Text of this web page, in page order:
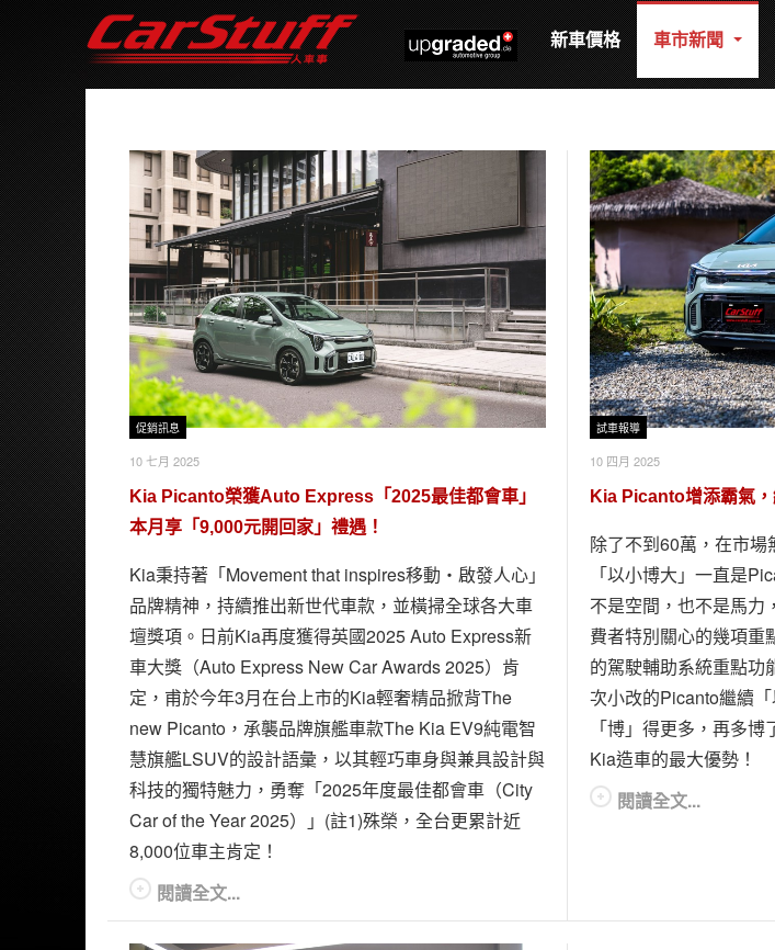
新車價格 車市新聞
促銷訊息
10 七月 2025
Kia Picanto榮獲Auto Express「2025最佳都會車」
本月享「9,000元開回家」禮遇！
Kia秉持著「Movement that inspires移動‧啟發人心」
品牌精神，持續推出新世代車款，並橫掃全球各大車
壇獎項。日前Kia再度獲得英國2025 Auto Express新
車大獎（Auto Express New Car Awards 2025）肯
定，甫於今年3月在台上市的Kia輕奢精品掀背The
new Picanto，承襲品牌旗艦車款The Kia EV9純電智
慧旗艦LSUV的設計語彙，以其輕巧車身與兼具設計與
科技的獨特魅力，勇奪「2025年度最佳都會車（City
Car of the Year 2025）」(註1)殊榮，全台更累計近
8,000位車主肯定！
閱讀全文...
試車報導
10 四月 2025
Kia Picanto增添霸氣，
除了不到60萬，在市場
「以小博大」一直是
不是空間，也不是馬力
費者特別關心的幾項重
的駕駛輔助系統重點功
次小改的Picanto繼續
「博」得更多，再多
Kia造車的最大優勢！
閱讀全文...